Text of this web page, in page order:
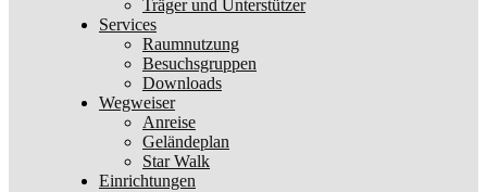
Träger und Unterstützer
Services
Raumnutzung
Besuchsgruppen
Downloads
Wegweiser
Anreise
Geländeplan
Star Walk
Einrichtungen